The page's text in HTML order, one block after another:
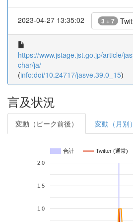
2023-04-27 13:35:02 3 + 7
https://www.jstage.jst.go.jp/article/
char/ja/
(info:doi/10.24717/jasve.39.0_15)
言及状況
変動（ピーク前後） 変動（月別）
合計 Twitter (通常)
1.0
1.5
2.0